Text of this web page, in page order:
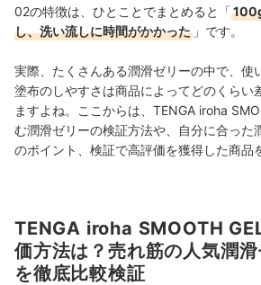
02の特徴は、ひとことでまとめると「
し、洗い流しに時間がかかった 」です。
実際、たくさんある潤滑ゼリーの中で、使
塗布のしやすさは商品によってどのくらい
ますよね。ここからは、TENGA iroha
む潤滑ゼリーの検証方法や、自分に合った
のポイント、検証で高評価を獲得した商品
TENGA iroha SMOOTH
価方法は？売れ筋の人気潤
を徹底比較検証